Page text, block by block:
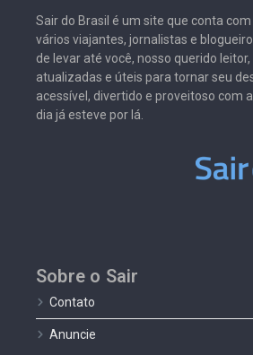
Sair do Brasil é um site que conta
vários viajantes, jornalistas e
de levar até você, nosso querido
atualizadas e úteis para tornar seu
acessível, divertido e proveitoso com
dia já esteve por lá.
Sobre o Sair
Contato
Anuncie